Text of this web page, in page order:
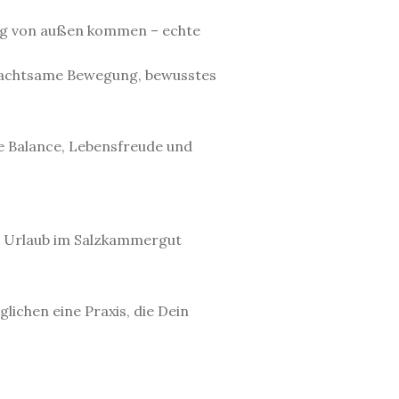
von außen kommen – echte
Bewegung, bewusstes
Lebensfreude und
im Salzkammergut
eine Praxis, die Dein